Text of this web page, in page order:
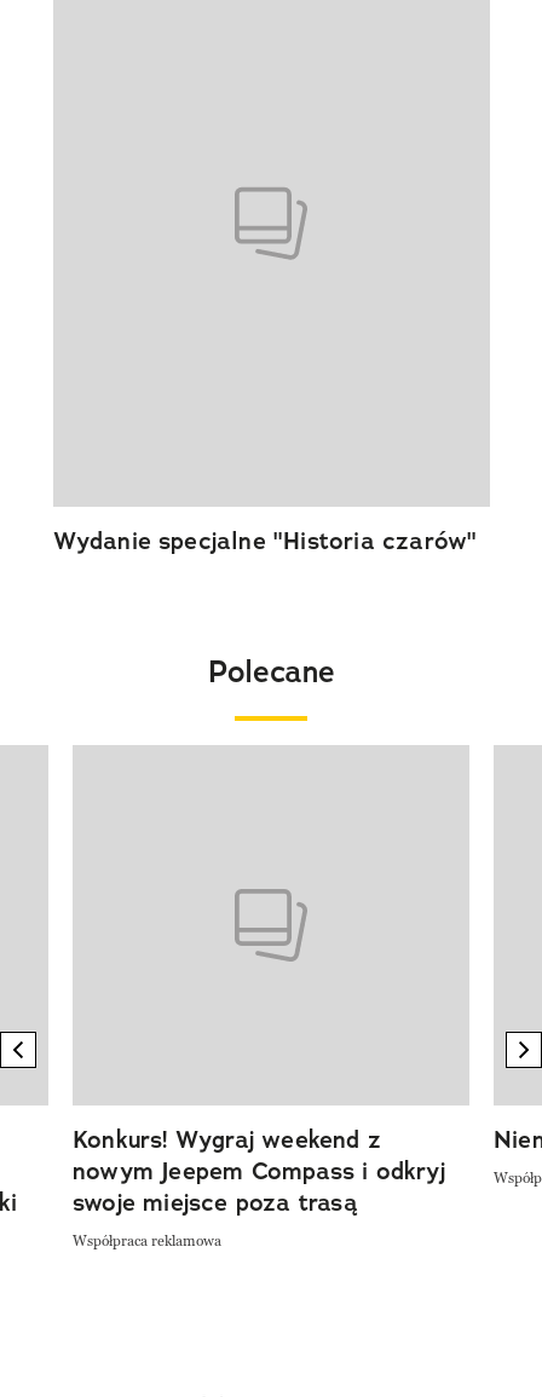
Wydanie specjalne "Historia czarów"
Polecane
previous element
Konkurs! Wygraj weekend z
nowym Jeepem Compass i odkryj
swoje miejsce poza trasą
Współpraca reklamowa